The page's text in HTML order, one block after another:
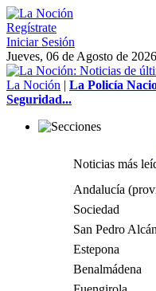
Regístrate
Iniciar Sesión
Jueves, 06 de Agosto de
La Noción | La Policía
Seguridad...
Noticias más
Andalucía
Sociedad
San Pedro
Estepona
Benalmádena